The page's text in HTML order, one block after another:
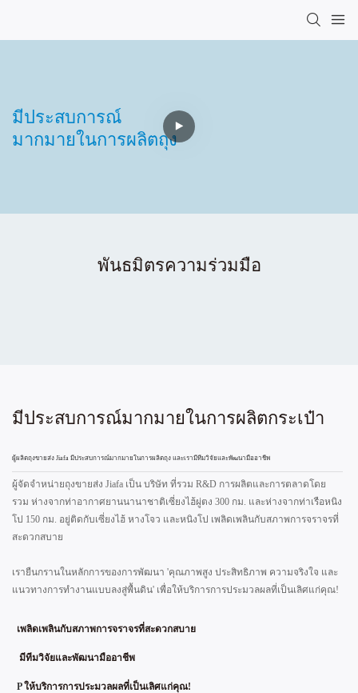
มีประสบการณ์
มากมายในการผลิตถุง
พันธมิตรความร่วมมือ
มีประสบการณ์มากมายในการผลิตกระเป๋า
ผู้ผลิตถุงขายส่ง Jiafa มีประสบการณ์มากมายในการผลิตถุง และเรามีทีมวิจัยและพัฒนามืออาชีพ
ผู้จัดจำหน่ายถุงขายส่ง Jiafa เป็น บริษัท ที่รวม R&D การผลิตและการตลาดโดย
รวม ห่างจากท่าอากาศยานนานาชาติเซี่ยงไฮ้ผู่ตง 300 กม. และห่างจากท่าเรือหนิง
โป 150 กม. อยู่ติดกับเซี่ยงไฮ้ หางโจว และหนิงโป เพลิดเพลินกับสภาพการจราจรที่
สะดวกสบาย
เรายืนกรานในหลักการของการพัฒนา 'คุณภาพสูง ประสิทธิภาพ ความจริงใจ และ
แนวทางการทำงานแบบลงสู่พื้นดิน' เพื่อให้บริการการประมวลผลที่เป็นเลิศแก่คุณ!
เพลิดเพลินกับสภาพการจราจรที่สะดวกสบาย
มีทีมวิจัยและพัฒนามืออาชีพ
P ให้บริการการประมวลผลที่เป็นเลิศแก่คุณ!